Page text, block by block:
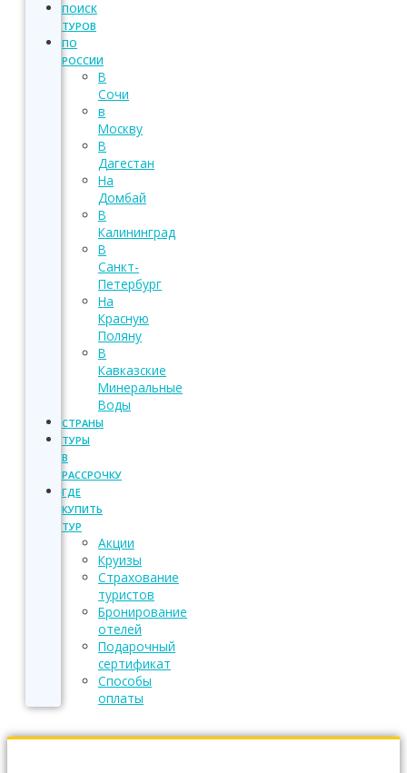
ПОИСК
ТУРОВ
ПО
РОССИИ
В
Сочи
в
Москву
В
Дагестан
На
Домбай
В
Калининград
В
Санкт-
Петербург
На
Красную
Поляну
В
Кавказские
Минеральные
Воды
СТРАНЫ
ТУРЫ
В
РАССРОЧКУ
ГДЕ
КУПИТЬ
ТУР
Акции
Круизы
Страхование
туристов
Бронирование
отелей
Подарочный
сертификат
Способы
оплаты